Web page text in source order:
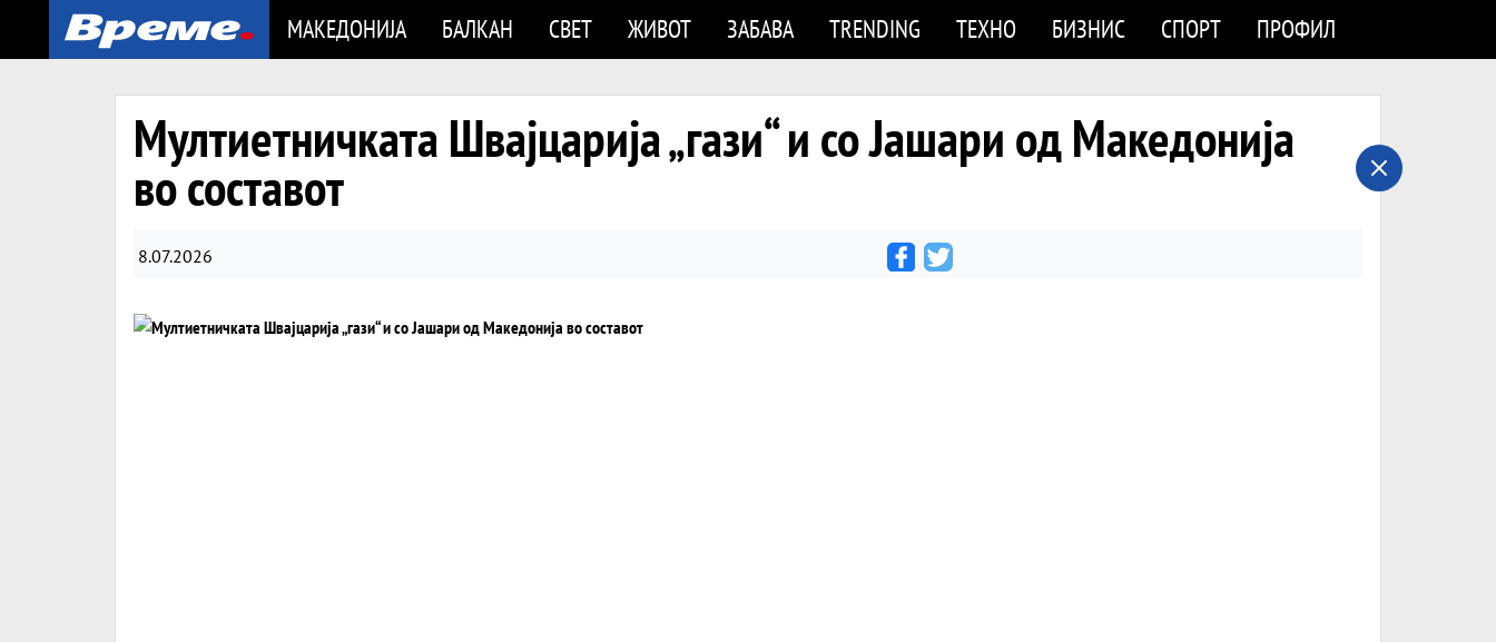
МАКЕДОНИЈА БАЛКАН СВЕТ ЖИВОТ ЗАБАВА TRENDING ТЕХНО БИЗНИС СПОРТ ПРОФИЛ
Мултиетничката Швајцарија „гази“ и со Јашари од Македонија
во составот
8.07.2026